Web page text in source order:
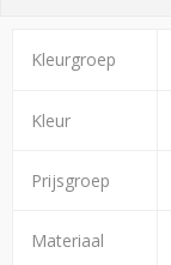
Kleurgroep
Kleur
Prijsgroep
Materiaal